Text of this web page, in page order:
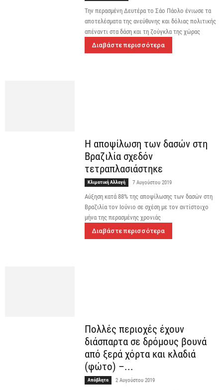
Την περασμένη Δευτέρα το Σάο Πάολο ένιωσε τα
αποτελέσματα της ανεύθυνης και δόλιας πολιτικής
απέναντι στα δάση και τη ζούγκλα της χώρας
Διαβάστε περισσότερα
Η αποψίλωση των δασών στη
Βραζιλία σχεδόν
τετραπλασιάστηκε
Κλιματική Αλλαγή 7 Αυγούστου 2019
Αύξηση κατά 88% της αποψίλωσης των δασών στη
Βραζιλία τον Ιούνιο σε σχέση με τον αντίστοιχο
μήνα της περασμένης χρονιάς
Διαβάστε περισσότερα
Πολλές περιοχές έχουν
διάσπαρτα σε δρόμους βουνά
από ξερά χόρτα και κλαδιά
(φώτο) –...
Απόβλητα 2 Αυγούστου 2019